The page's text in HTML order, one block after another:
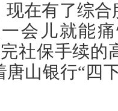
在有了综
会儿就能
社保手续的
山银行“四